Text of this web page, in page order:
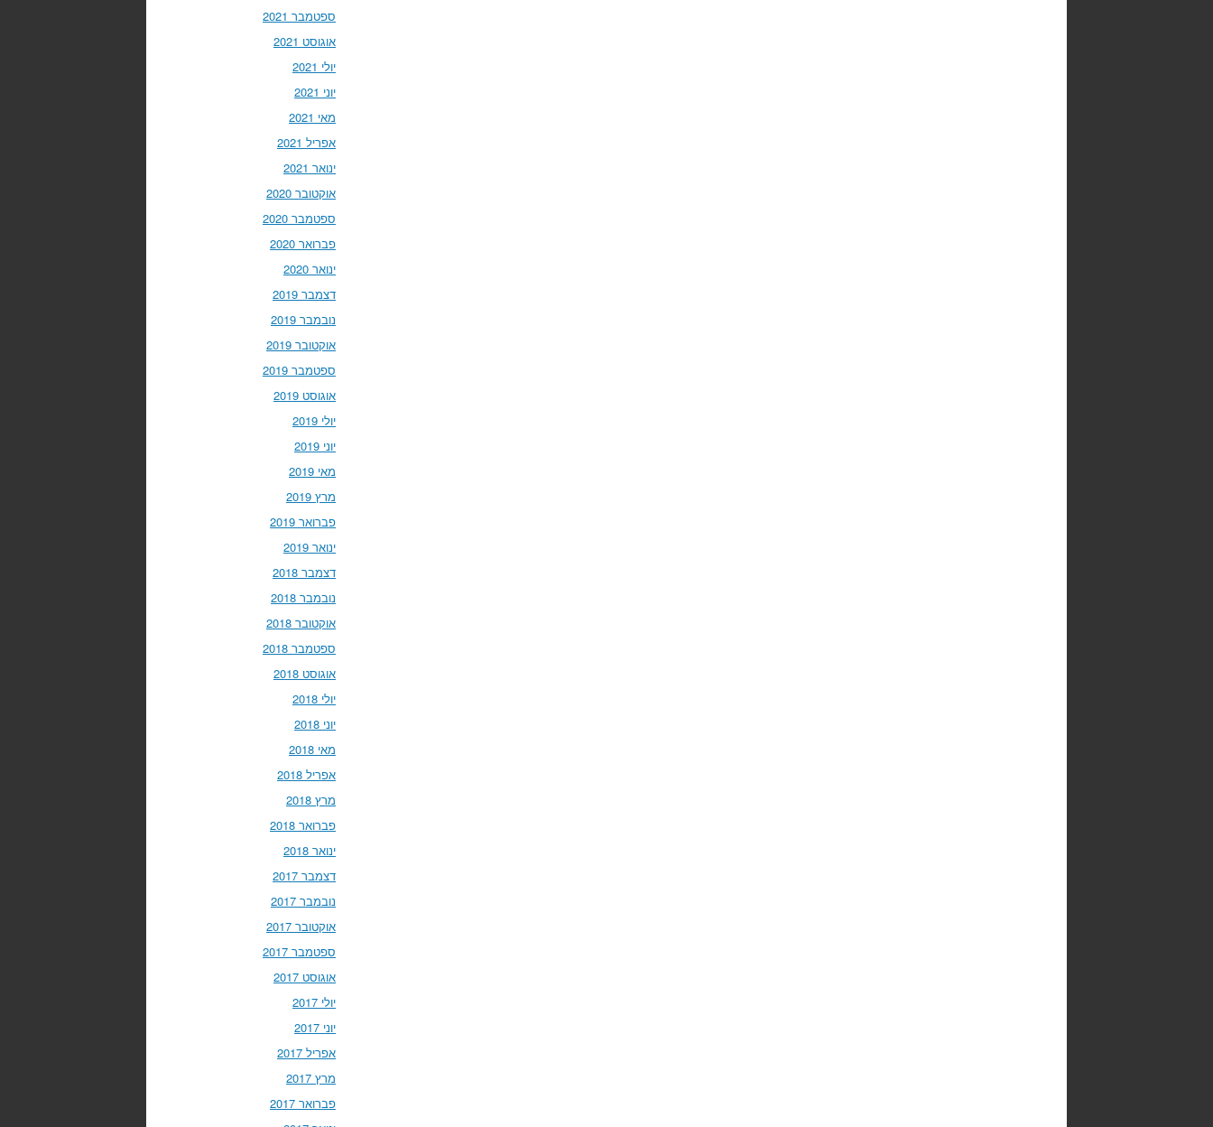
ספטמבר 2021
אוגוסט 2021
יולי 2021
יוני 2021
מאי 2021
אפריל 2021
ינואר 2021
אוקטובר 2020
ספטמבר 2020
פברואר 2020
ינואר 2020
דצמבר 2019
נובמבר 2019
אוקטובר 2019
ספטמבר 2019
אוגוסט 2019
יולי 2019
יוני 2019
מאי 2019
מרץ 2019
פברואר 2019
ינואר 2019
דצמבר 2018
נובמבר 2018
אוקטובר 2018
ספטמבר 2018
אוגוסט 2018
יולי 2018
יוני 2018
מאי 2018
אפריל 2018
מרץ 2018
פברואר 2018
ינואר 2018
דצמבר 2017
נובמבר 2017
אוקטובר 2017
ספטמבר 2017
אוגוסט 2017
יולי 2017
יוני 2017
אפריל 2017
מרץ 2017
פברואר 2017